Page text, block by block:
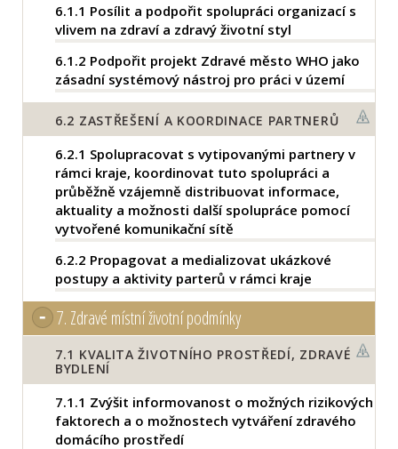
6.1.1 Posílit a podpořit spolupráci organizací s
vlivem na zdraví a zdravý životní styl
6.1.2 Podpořit projekt Zdravé město WHO jako
zásadní systémový nástroj pro práci v území
6.2 ZASTŘEŠENÍ A KOORDINACE PARTNERŮ
6.2.1 Spolupracovat s vytipovanými partnery v
rámci kraje, koordinovat tuto spolupráci a
průběžně vzájemně distribuovat informace,
aktuality a možnosti další spolupráce pomocí
vytvořené komunikační sítě
6.2.2 Propagovat a medializovat ukázkové
postupy a aktivity parterů v rámci kraje
7. Zdravé místní životní podmínky
7.1 KVALITA ŽIVOTNÍHO PROSTŘEDÍ, ZDRAVÉ
BYDLENÍ
7.1.1 Zvýšit informovanost o možných rizikových
faktorech a o možnostech vytváření zdravého
domácího prostředí